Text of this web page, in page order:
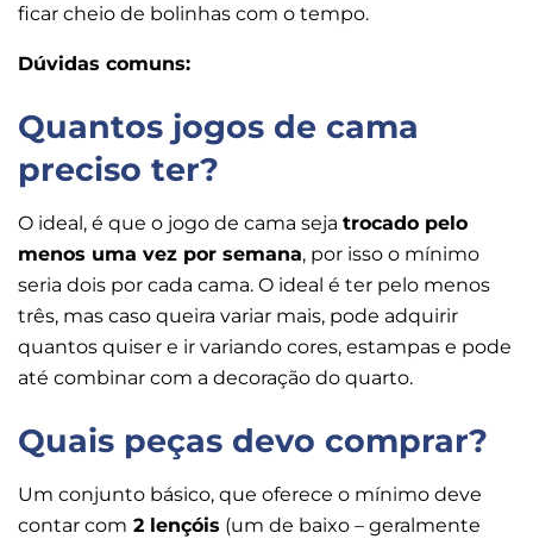
ficar cheio de bolinhas com o tempo.
Dúvidas comuns:
Quantos jogos de cama
preciso ter?
O ideal, é que o jogo de cama seja trocado pelo
menos uma vez por semana, por isso o mínimo
seria dois por cada cama. O ideal é ter pelo menos
três, mas caso queira variar mais, pode adquirir
quantos quiser e ir variando cores, estampas e pode
até combinar com a decoração do quarto.
Quais peças devo comprar?
Um conjunto básico, que oferece o mínimo deve
contar com 2 lençóis (um de baixo – geralmente